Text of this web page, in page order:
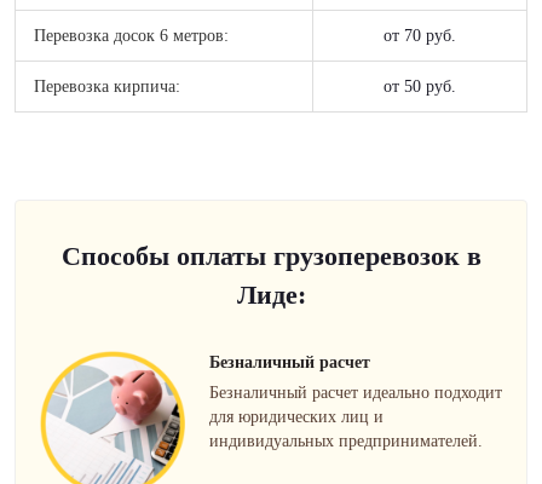
Перевозка досок 6 метров: от 70 руб.
Перевозка кирпича: от 50 руб.
Способы оплаты грузоперевозок в
Лиде:
Безналичный расчет
Безналичный расчет идеально подходит
для юридических лиц и
индивидуальных предпринимателей.